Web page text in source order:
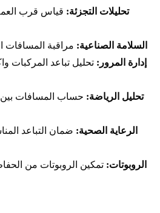
تحليلات التجزئة: قياس قرب
السلامة الصناعية: مراقبة المسافات
إدارة المرور: تحليل تباعد المركبات
تحليل الرياضة: حساب المسافات بين
الرعاية الصحية: ضمان التباعد
الروبوتات: تمكين الروبوتات من